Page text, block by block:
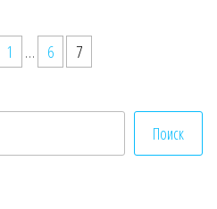
1 … 6
7
Поиск